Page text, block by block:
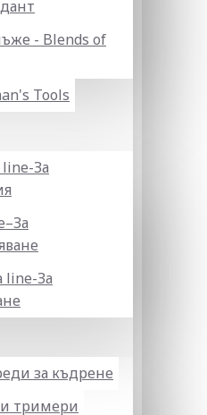
- Blends of
Tools
За
line-За
за къдрене
тримери